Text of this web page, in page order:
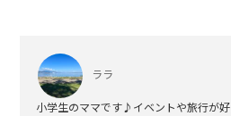
ララ
小学生のママです♪イベントや旅行が